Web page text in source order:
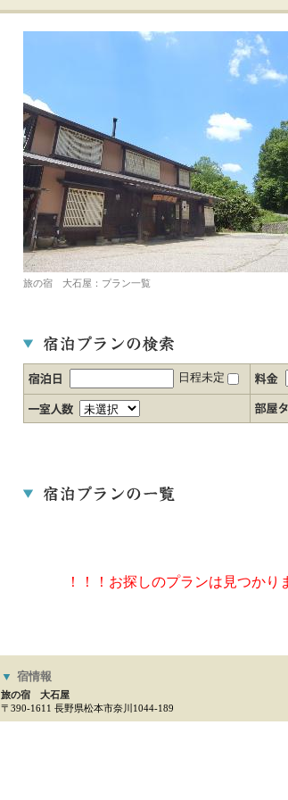
旅の宿 大石屋：プラン一覧
日程未定
！！！お探しのプランは見つか
▼ 宿情報
旅の宿 大石屋
〒390-1611 長野県松本市奈川1044-189